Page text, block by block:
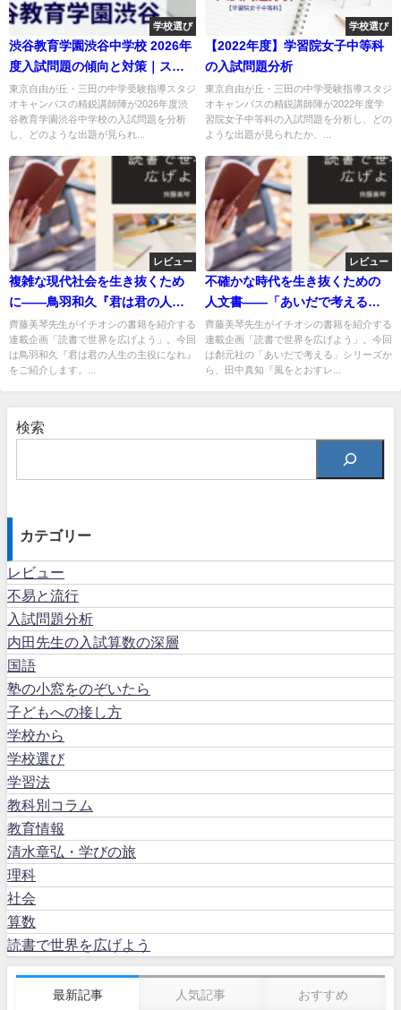
学校選び
渋谷教育学園渋谷中学校 2026年
度入試問題の傾向と対策｜スタ
ジオキャンパス
東京自由が丘・三田の中学受験指導スタジ
オキャンパスの精鋭講師陣が2026年度渋
谷教育学園渋谷中学校の入試問題を分析
し、どのような出題が見られ...
学校選び
【2022年度】学習院女子中等科
の入試問題分析
東京自由が丘・三田の中学受験指導スタジ
オキャンパスの精鋭講師陣が2022年度学
習院女子中等科の入試問題を分析し、どの
ような出題が見られたか、...
レビュー
複雑な現代社会を生き抜くため
に――鳥羽和久『君は君の人生
の主役になれ』
齊藤美琴先生がイチオシの書籍を紹介する
連載企画「読書で世界を広げよう」。今回
は鳥羽和久『君は君の人生の主役になれ』
をご紹介します。...
レビュー
不確かな時代を生き抜くための
人文書――「あいだで考える」
シリーズ
齊藤美琴先生がイチオシの書籍を紹介する
連載企画「読書で世界を広げよう」。今回
は創元社の「あいだで考える」シリーズか
ら、田中真知『風をとおすレ...
検索
カテゴリー
レビュー
不易と流行
入試問題分析
内田先生の入試算数の深層
国語
塾の小窓をのぞいたら
子どもへの接し方
学校から
学校選び
学習法
教科別コラム
教育情報
清水章弘・学びの旅
理科
社会
算数
読書で世界を広げよう
最新記事 人気記事 おすすめ